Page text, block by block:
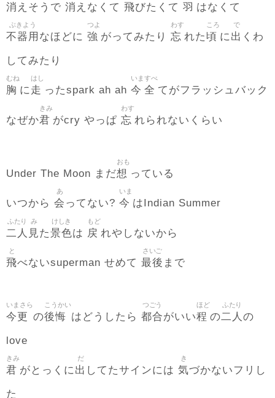
消 えそうで 消 えなくて 飛びたくて 羽 はなくて
不器用
ぶきよう
なほどに 強
つよ
がってみたり 忘
わす
れた頃
ころ
に出
で
くわ
してみたり
胸
むね
に走
はし
ったspark ah ah 今
いま
全
すべ
てがフラッシュバック
なぜか君
きみ
がcry やっぱ 忘
わす
れられないくらい
Under The Moon まだ想
おも
っている
いつから 会
あ
ってない? 今
いま
はIndian Summer
二人
ふたり
見
み
た景色
けしき
は 戻
もど
れやしないから
飛
と
べないsuperman せめて 最後
さいご
まで
今更
いまさら
の後悔
こうかい
はどうしたら 都合
つごう
がいい程
ほど
の二人
ふたり
の
love
君
きみ
がとっくに出
だ
してたサインには 気
き
づかないフリし
た